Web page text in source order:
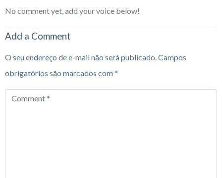
No comment yet, add your voice below!
Add a Comment
O seu endereço de e-mail não será publicado. Campos
obrigatórios são marcados com*
Comment